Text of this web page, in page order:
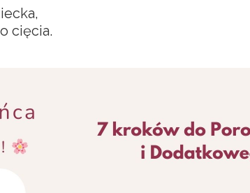
cięcia.